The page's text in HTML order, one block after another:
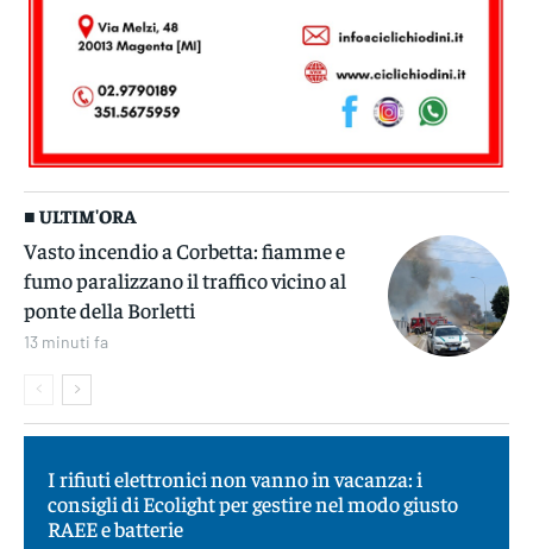
■ ULTIM'ORA
Vasto incendio a Corbetta: fiamme e
fumo paralizzano il traffico vicino al
ponte della Borletti
13 minuti fa
I rifiuti elettronici non vanno in vacanza: i
consigli di Ecolight per gestire nel modo giusto
RAEE e batterie